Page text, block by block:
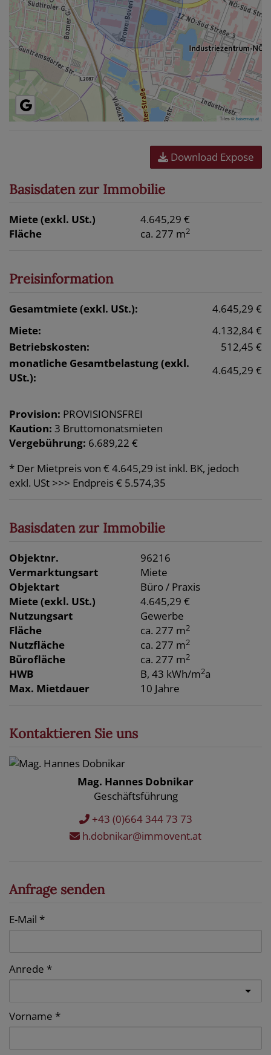
Tiles ©basemap.at
Download Expose
Basisdaten zur Immobilie
Miete (exkl. USt.)
4.645,29 €
Fläche
ca. 277 m2
Preisinformation
Gesamtmiete (exkl. USt.):
4.645,29 €
Miete:
4.132,84 €
Betriebskosten:
512,45 €
monatliche Gesamtbelastung (exkl.
USt.):
4.645,29 €
Provision: PROVISIONSFREI
Kaution: 3 Bruttomonatsmieten
Vergebührung: 6.689,22 €
* Der Mietpreis von € 4.645,29 ist inkl. BK, jedoch
exkl. USt >>> Endpreis € 5.574,35
Basisdaten zur Immobilie
Objektnr.
96216
Vermarktungsart
Miete
Objektart
Büro / Praxis
Miete (exkl. USt.)
4.645,29 €
Nutzungsart
Gewerbe
Fläche
ca. 277 m2
Nutzfläche ca. 277 m2
Bürofläche ca. 277 m2
HWB B, 43 kWh/m2a
Max. Mietdauer
10 Jahre
Kontaktieren Sie uns
Mag. Hannes Dobnikar
Geschäftsführung
+43 (0)664 344 73 73
h.dobnikar@immovent.at
Anfrage senden
E-Mail
Anrede
Vorname